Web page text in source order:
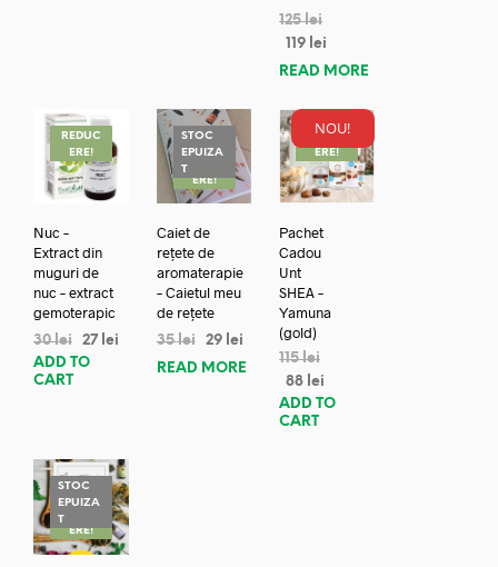
125lei
119 lei
READ MORE
REDUC
ERE!
Nuc –
Extract din
muguri de
nuc – extract
gemoterapic
30lei 27 lei
ADD TO
CART
STOC
EPUIZA
TREDUC
ERE!
Caiet de
rețete de
aromaterapie
– Caietul meu
de rețete
35lei 29 lei
READ MORE
NOU!
REDUC
ERE!
Pachet
Cadou
Unt
SHEA –
Yamuna
(gold)
115lei
88 lei
ADD TO
CART
STOC
EPUIZA
TREDUC
ERE!